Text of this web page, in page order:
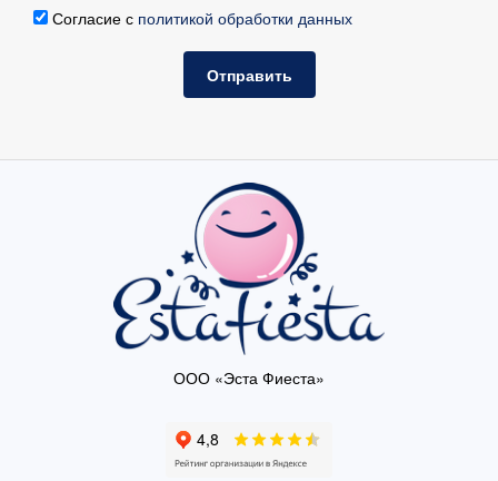
Согласие с политикой обработки данных
Отправить
ООО «Эста Фиеста»